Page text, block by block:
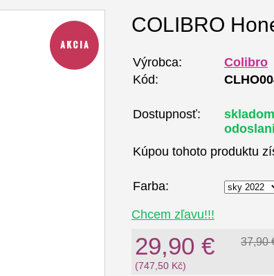
COLIBRO
Výrobca:
Colibro
Kód:
Dostupnosť:
Kúpou tohoto produktu
Farba:
Chcem zľavu!!!
37,90
29,90 €
(747,50 Kč)